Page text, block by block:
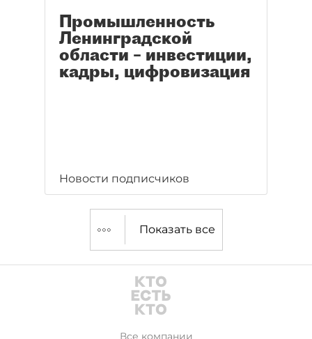
Промышленность
Ленинградской
области – инвестиции,
кадры, цифровизация
Новости подписчиков
Показать все
Все компании